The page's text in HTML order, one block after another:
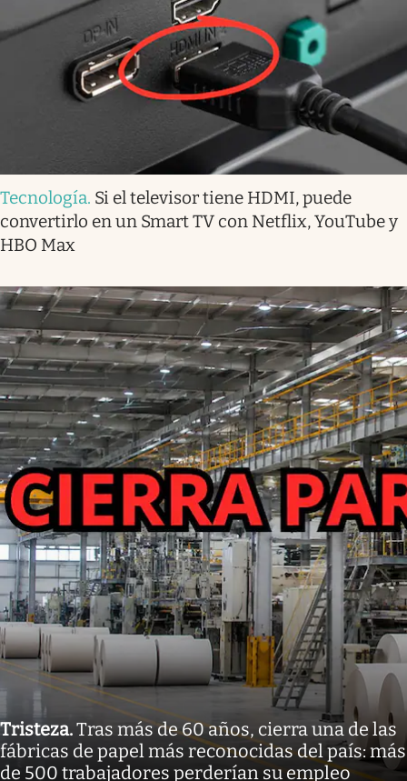
Tecnología. Si el televisor tiene HDMI, puede
convertirlo en un Smart TV con Netflix, YouTube y
HBO Max
Tristeza.Tras más de 60 años, cierra una de las
fábricas de papel más reconocidas del país: más
de 500 trabajadores perderían su empleo